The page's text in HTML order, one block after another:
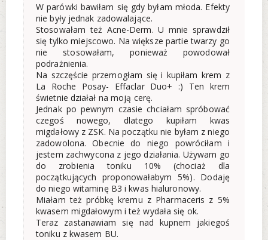
W parówki bawiłam się gdy byłam młoda. Efekty
nie były jednak zadowalające.
Stosowałam też Acne-Derm. U mnie sprawdził
się tylko miejscowo. Na większe partie twarzy go
nie stosowałam, ponieważ powodował
podrażnienia.
Na szczęście przemogłam się i kupiłam krem z
La Roche Posay- Effaclar Duo+ :) Ten krem
świetnie działał na moją cerę.
Jednak po pewnym czasie chciałam spróbować
czegoś nowego, dlatego kupiłam kwas
migdałowy z ZSK. Na początku nie byłam z niego
zadowolona. Obecnie do niego powróciłam i
jestem zachwycona z jego działania. Używam go
do zrobienia toniku 10% (chociaż dla
początkujących proponowałabym 5%). Dodaję
do niego witaminę B3 i kwas hialuronowy.
Miałam też próbkę kremu z Pharmaceris z 5%
kwasem migdałowym i też wydała się ok.
Teraz zastanawiam się nad kupnem jakiegoś
toniku z kwasem BU.